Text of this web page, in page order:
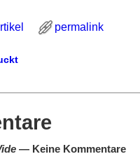
permalink
— Keine Kommentare